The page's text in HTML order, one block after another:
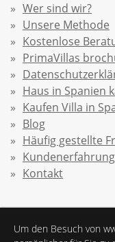
Um den Besuch von
Wer sind wir?
Unsere Methode
Kostenlose
PrimaVillas
Haus in Spanien
Kaufen Villa in
Blog
Häufig gestellte
Kontakt